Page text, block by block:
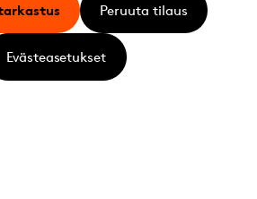
Express
Peruuta tilaus
Evästeasetukset